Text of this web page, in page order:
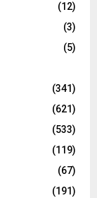
(12)
(3)
(5)
(341)
(621)
(533)
(119)
(67)
(191)